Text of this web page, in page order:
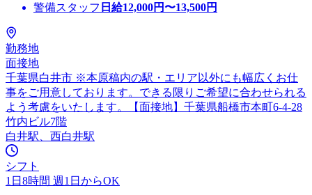
警備スタッフ 日給12,000円〜13,500円
勤務地
面接地
千葉県白井市 ※本原稿内の駅・エリア以外にも幅広くお仕
事をご用意しております。できる限りご希望に合わせられる
よう考慮をいたします。【面接地】千葉県船橋市本町6-4-28
竹内ビル7階
白井駅、西白井駅
シフト
1日8時間 週1日からOK